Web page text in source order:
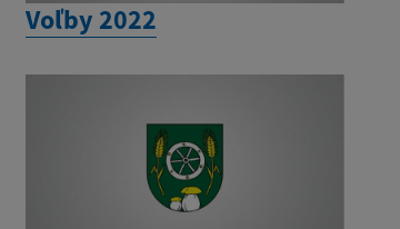
Voľby 2022